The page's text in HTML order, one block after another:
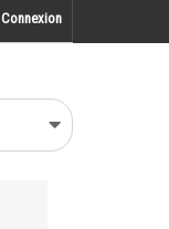
Connexion